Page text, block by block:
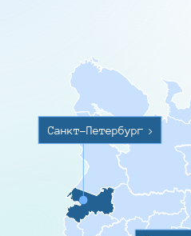
Санкт-Петербург >